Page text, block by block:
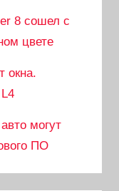
8 сошел с
цвете
окна.
могут
ПО